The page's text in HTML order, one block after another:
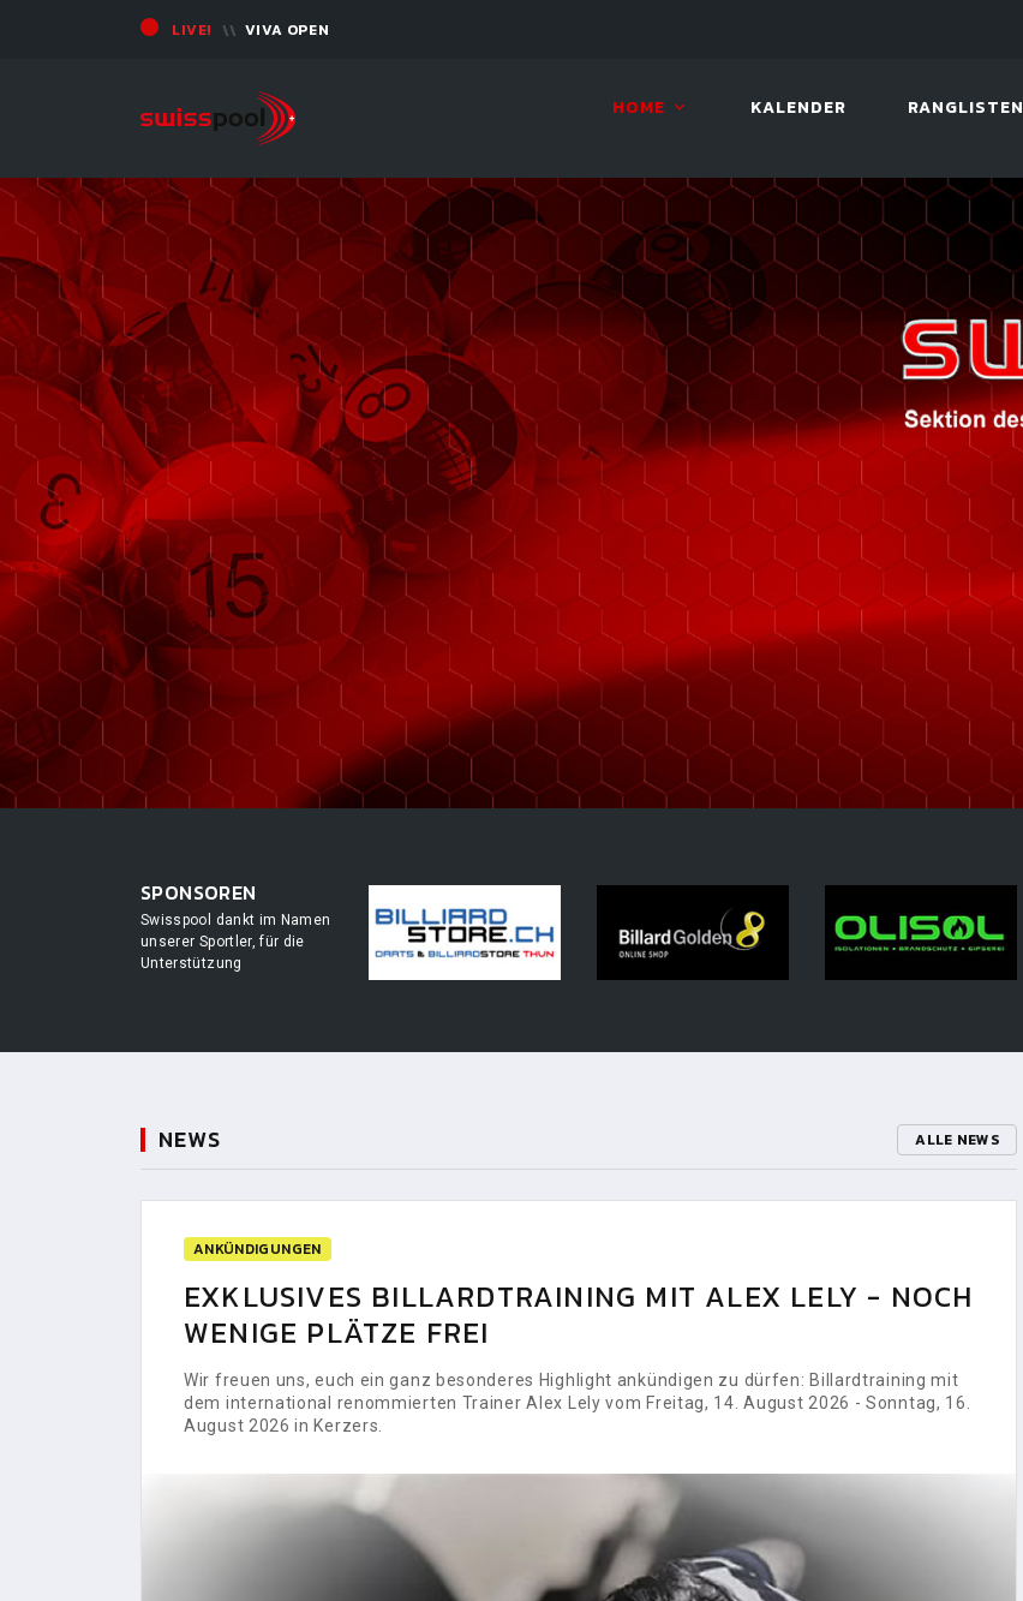
LIVE! VIVA OPEN
HOME KALENDER RANGLISTEN
SPONSOREN
Swisspool dankt im Namen
unserer Sportler, für die
Unterstützung
NEWS ALLE NEWS
ANKÜNDIGUNGEN
EXKLUSIVES BILLARDTRAINING MIT ALEX LELY - NOCH
WENIGE PLÄTZE FREI
Wir freuen uns, euch ein ganz besonderes Highlight ankündigen zu dürfen: Billardtraining mit
dem international renommierten Trainer Alex Lely vom Freitag, 14. August 2026 - Sonntag, 16.
August 2026 in Kerzers.